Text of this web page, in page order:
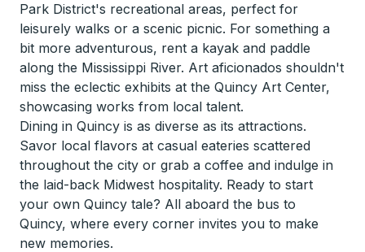
Park District's recreational areas, perfect for
leisurely walks or a scenic picnic. For something a
bit more adventurous, rent a kayak and paddle
along the Mississippi River. Art aficionados shouldn't
miss the eclectic exhibits at the Quincy Art Center,
showcasing works from local talent.
Dining in Quincy is as diverse as its attractions.
Savor local flavors at casual eateries scattered
throughout the city or grab a coffee and indulge in
the laid-back Midwest hospitality. Ready to start
your own Quincy tale? All aboard the bus to
Quincy, where every corner invites you to make
new memories.